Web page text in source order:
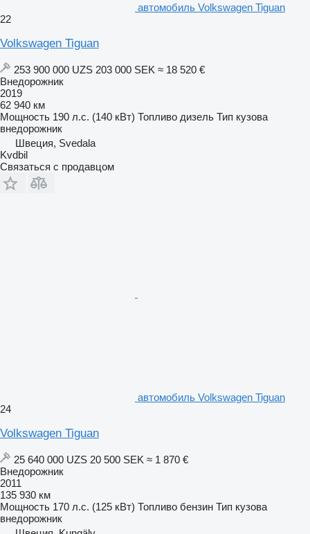
автомобиль Volkswagen Tiguan
22
Volkswagen Tiguan
253 900 000 UZS 203 000 SEK ≈ 18 520 €
Внедорожник
2019
62 940 км
Мощность 190 л.с. (140 кВт) Топливо дизель Тип кузова
внедорожник
Швеция, Svedala
Kvdbil
Связаться с продавцом
автомобиль Volkswagen Tiguan
24
Volkswagen Tiguan
25 640 000 UZS 20 500 SEK ≈ 1 870 €
Внедорожник
2011
135 930 км
Мощность 170 л.с. (125 кВт) Топливо бензин Тип кузова
внедорожник